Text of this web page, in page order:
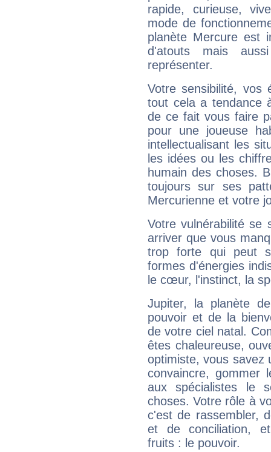
rapide, curieuse,
mode de
planète Mercure est
d'atouts mais
représenter.
Votre sensibilité,
tout cela a tendance
de ce fait vous faire
pour une joueuse
intellectualisant les
les idées ou les
humain des choses.
toujours sur ses
Mercurienne et votre
Votre vulnérabilité se
arriver que vous
trop forte qui peut
formes d'énergies
le cœur, l'instinct, la
Jupiter, la planète
pouvoir et de la
de votre ciel natal.
êtes chaleureuse,
optimiste, vous savez
convaincre, gommer
aux spécialistes le
choses. Votre rôle à
c'est de rassembler,
et de conciliation,
fruits : le pouvoir.